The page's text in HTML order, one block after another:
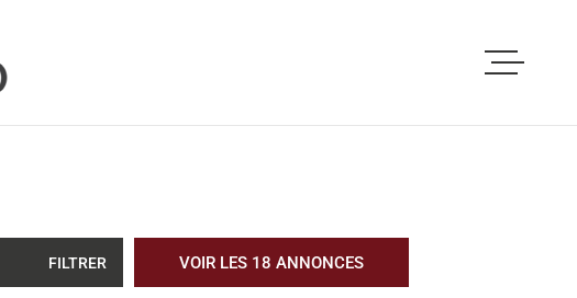
FILTRER VOIR LES 18 ANNONCES